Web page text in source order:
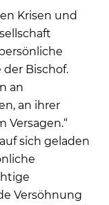
Krisen und
Bischof.
an
an ihrer
Versagen.“
sich geladen
Versöhnung